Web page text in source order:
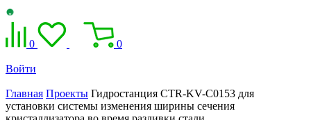
0 0
Войти
Главная Проекты Гидростанция CTR-KV-C0153 для
установки системы изменения ширины сечения